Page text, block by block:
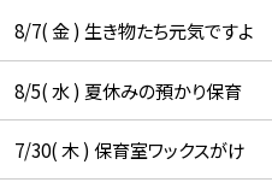
8/7( 金 ) 生き物たち元気ですよ
8/5( 水 ) 夏休みの預かり保育
7/30( 木 ) 保育室ワックスがけ